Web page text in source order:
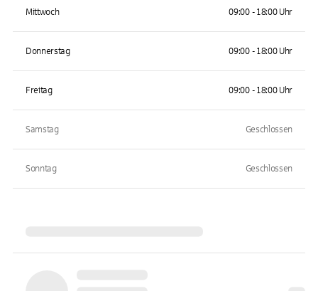
Mittwoch 09:00 - 18:00 Uhr
Donnerstag 09:00 - 18:00 Uhr
Freitag 09:00 - 18:00 Uhr
Samstag Geschlossen
Sonntag Geschlossen